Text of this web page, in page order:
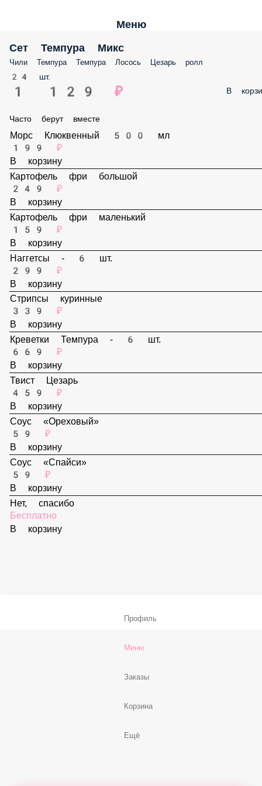
Меню
Сет Темпура Микс
Чили Темпура Темпура Лосось Цезарь ролл
24 шт.
1 129 ₽ В
Часто берут вместе
Морс Клюквенный 500 мл
199 ₽
В корзину
Картофель фри большой
249 ₽
В корзину
Картофель фри маленький
159 ₽
В корзину
Наггетсы - 6 шт.
299 ₽
В корзину
Стрипсы куринные
339 ₽
В корзину
Креветки Темпура - 6 шт.
669 ₽
В корзину
Твист Цезарь
459 ₽
В корзину
Соус «Ореховый»
59 ₽
Профиль